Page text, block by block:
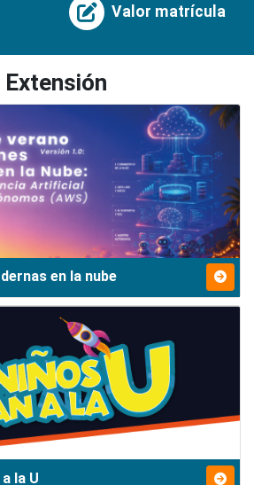
Valor matrícula
Extensión
en la nube
la U